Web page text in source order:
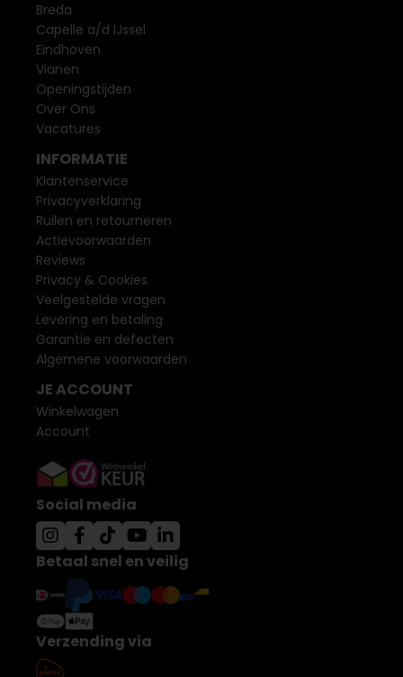
Breda
Capelle a/d IJssel
Eindhoven
Vianen
Openingstijden
Over Ons
Vacatures
INFORMATIE
Klantenservice
Privacyverklaring
Ruilen en retourneren
Actievoorwaarden
Reviews
Privacy & Cookies
Veelgestelde vragen
Levering en betaling
Garantie en defecten
Algemene voorwaarden
JE ACCOUNT
Winkelwagen
Account
Social media
Betaal snel en veilig
Verzending via